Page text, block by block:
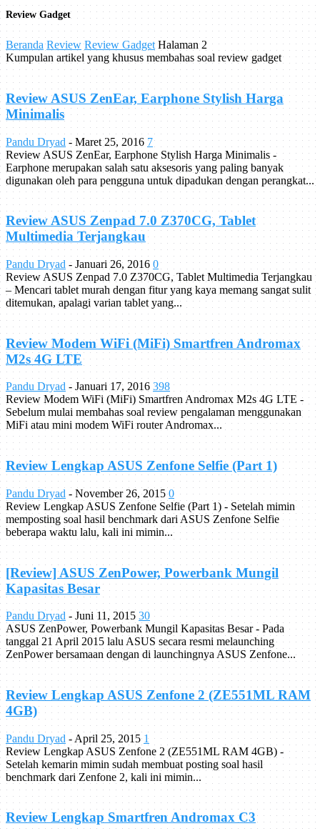
Review Gadget
Beranda Review Review Gadget Halaman 2
Kumpulan artikel yang khusus membahas soal review gadget
Review ASUS ZenEar, Earphone Stylish Harga
Minimalis
Pandu Dryad - Maret 25, 2016 7
Review ASUS ZenEar, Earphone Stylish Harga Minimalis -
Earphone merupakan salah satu aksesoris yang paling banyak
digunakan oleh para pengguna untuk dipadukan dengan perangkat...
Review ASUS Zenpad 7.0 Z370CG, Tablet
Multimedia Terjangkau
Pandu Dryad - Januari 26, 2016 0
Review ASUS Zenpad 7.0 Z370CG, Tablet Multimedia Terjangkau
– Mencari tablet murah dengan fitur yang kaya memang sangat sulit
ditemukan, apalagi varian tablet yang...
Review Modem WiFi (MiFi) Smartfren Andromax
M2s 4G LTE
Pandu Dryad - Januari 17, 2016 398
Review Modem WiFi (MiFi) Smartfren Andromax M2s 4G LTE -
Sebelum mulai membahas soal review pengalaman menggunakan
MiFi atau mini modem WiFi router Andromax...
Review Lengkap ASUS Zenfone Selfie (Part 1)
Pandu Dryad - November 26, 2015 0
Review Lengkap ASUS Zenfone Selfie (Part 1) - Setelah mimin
memposting soal hasil benchmark dari ASUS Zenfone Selfie
beberapa waktu lalu, kali ini mimin...
[Review] ASUS ZenPower, Powerbank Mungil
Kapasitas Besar
Pandu Dryad - Juni 11, 2015 30
ASUS ZenPower, Powerbank Mungil Kapasitas Besar - Pada
tanggal 21 April 2015 lalu ASUS secara resmi melaunching
ZenPower bersamaan dengan di launchingnya ASUS Zenfone...
Review Lengkap ASUS Zenfone 2 (ZE551ML RAM
4GB)
Pandu Dryad - April 25, 2015 1
Review Lengkap ASUS Zenfone 2 (ZE551ML RAM 4GB) -
Setelah kemarin mimin sudah membuat posting soal hasil
benchmark dari Zenfone 2, kali ini mimin...
Review Lengkap Smartfren Andromax C3